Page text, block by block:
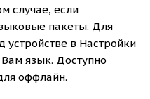
случае, если
пакеты. Для
устройстве в Настройки
язык. Доступно
оффлайн.